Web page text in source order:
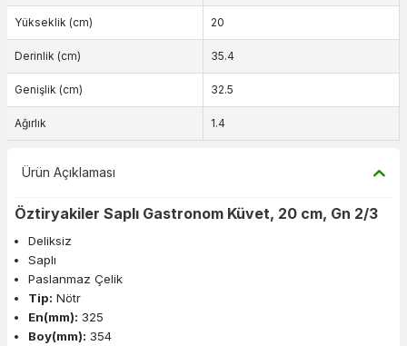
Yükseklik (cm) 20
Derinlik (cm) 35.4
Genişlik (cm) 32.5
Ağırlık 1.4
Ürün Açıklaması
Öztiryakiler Saplı Gastronom Küvet, 20 cm, Gn 2/3
Deliksiz
Saplı
Paslanmaz Çelik
Tip: Nötr
En(mm): 325
Boy(mm): 354